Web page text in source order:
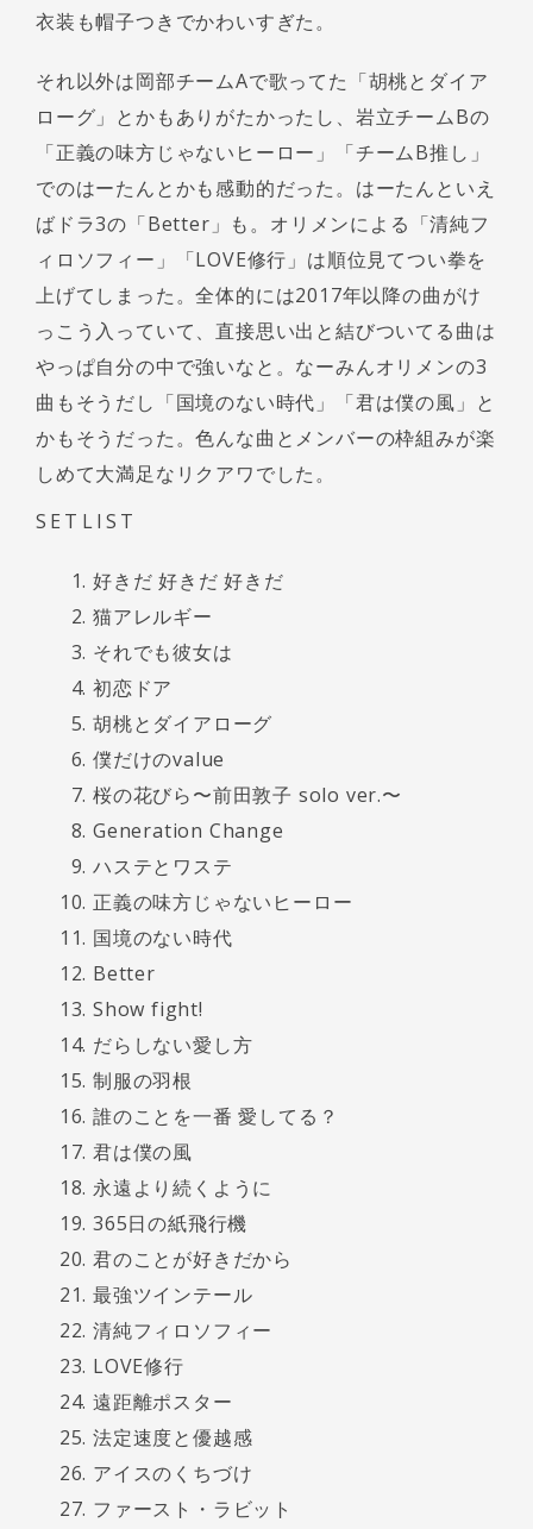
衣装も帽子つきでかわいすぎた。
それ以外は岡部チームAで歌ってた「胡桃とダイア
ローグ」とかもありがたかったし、岩立チームBの
「正義の味方じゃないヒーロー」「チームB推し」
でのはーたんとかも感動的だった。はーたんといえ
ばドラ3の「Better」も。オリメンによる「清純フ
ィロソフィー」「LOVE修行」は順位見てつい拳を
上げてしまった。全体的には2017年以降の曲がけ
っこう入っていて、直接思い出と結びついてる曲は
やっぱ自分の中で強いなと。なーみんオリメンの3
曲もそうだし「国境のない時代」「君は僕の風」と
かもそうだった。色んな曲とメンバーの枠組みが楽
しめて大満足なリクアワでした。
SETLIST
好きだ 好きだ 好きだ
猫アレルギー
それでも彼女は
初恋ドア
胡桃とダイアローグ
僕だけのvalue
桜の花びら〜前田敦子 solo ver.〜
Generation Change
ハステとワステ
正義の味方じゃないヒーロー
国境のない時代
Better
Show fight!
だらしない愛し方
制服の羽根
誰のことを一番 愛してる？
君は僕の風
永遠より続くように
365日の紙飛行機
君のことが好きだから
最強ツインテール
清純フィロソフィー
LOVE修行
遠距離ポスター
法定速度と優越感
アイスのくちづけ
ファースト・ラビット